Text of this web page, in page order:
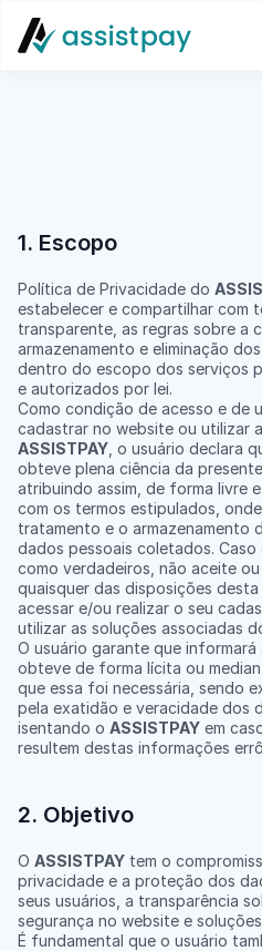
Última
1. Escopo
Política de Privacidade do
estabelecer e compartilhar com
transparente, as regras sobre a
armazenamento e eliminação
dentro do escopo dos serviços
e autorizados por lei.
Como condição de acesso e de
ASSISTPAY , o usuário declara
obteve plena ciência da
atribuindo assim, de forma livre
com os termos estipulados,
tratamento e o armazenamento
dados pessoais coletados.
como verdadeiros, não aceite
quaisquer das disposições
acessar e/ou realizar o seu
utilizar as soluções associadas
O usuário garante que
obteve de forma lícita ou
que essa foi necessária, sendo
pela exatidão e veracidade dos
isentando o ASSISTPAY em
resultem destas informações
2. Objetivo
O ASSISTPAY tem o
privacidade e a proteção dos
seus usuários, a transparência
segurança no website e
É fundamental que o usuário